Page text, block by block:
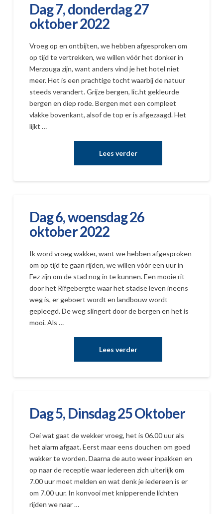
Dag 7, donderdag 27
oktober 2022
Vroeg op en ontbijten, we hebben afgesproken om
op tijd te vertrekken, we willen vóór het donker in
Merzouga zijn, want anders vind je het hotel niet
meer. Het is een prachtige tocht waarbij de natuur
steeds verandert. Grijze bergen, lic.ht gekleurde
bergen en diep rode. Bergen met een compleet
vlakke bovenkant, alsof de top er is afgezaagd. Het
lijkt …
Dag 6, woensdag 26
oktober 2022
Ik word vroeg wakker, want we hebben afgesproken
om op tijd te gaan rijden, we willen vóór een uur in
Fez zijn om de stad nog in te kunnen. Een mooie rit
door het Rifgebergte waar het stadse leven ineens
weg is, er geboert wordt en landbouw wordt
gepleegd. De weg slingert door de bergen en het is
mooi. Als …
Dag 5, Dinsdag 25 Oktober
Oei wat gaat de wekker vroeg, het is 06.00 uur als
het alarm afgaat. Eerst maar eens douchen om goed
wakker te worden. Daarna de auto weer inpakken en
op naar de receptie waar iedereen zich uiterlijk om
7.00 uur moet melden en wat denk je iedereen is er
om 7.00 uur. In konvooi met knipperende lichten
rijden we naar …